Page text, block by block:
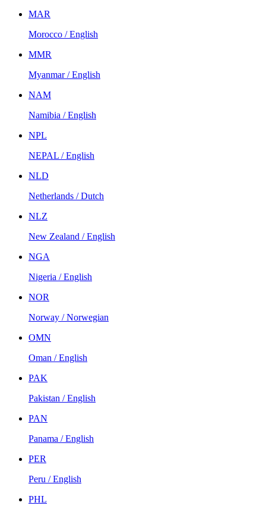
MAR
Morocco / English
MMR
Myanmar / English
NAM
Namibia / English
NPL
NEPAL / English
NLD
Netherlands / Dutch
NLZ
New Zealand / English
NGA
Nigeria / English
NOR
Norway / Norwegian
OMN
Oman / English
PAK
Pakistan / English
PAN
Panama / English
PER
Peru / English
PHL